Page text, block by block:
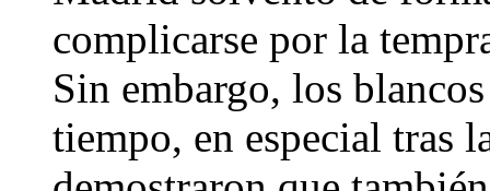
complicarse por la
Sin embargo, los
tiempo, en especial tras